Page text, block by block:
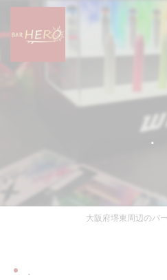
.
大阪府堺東周辺のバ
.